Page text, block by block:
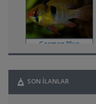
Lowtech Bitkiler İle
Akvaryum Tanıtımı
Frontoza Cinsiyet
Cinsiyet ve Tür Belirleme
Ciklet Balığı Boy Aldırma
Yeni Üye Forumu
Akvaryum Tanıtımı
Karidesler Sobo Sf 550f
German Blue
Ramirezi
SON İLANLAR